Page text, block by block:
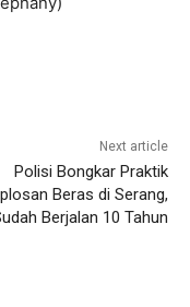
Next article
Polisi Bongkar Praktik
Beras di Serang,
Berjalan 10 Tahun